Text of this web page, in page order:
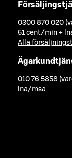
0300 870 020
51 cent/min +
Alla
010 76 5858
lna/msa